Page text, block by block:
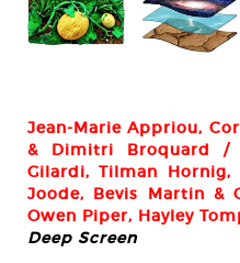
Jean-Marie Appriou,
& Dimitri Broquard /
Gilardi, Tilman Hornig,
Joode, Bevis Martin &
Owen Piper, Hayley
Deep Screen